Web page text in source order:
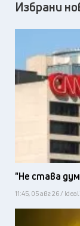
Избрани
"Не става
11:45, 05 авг 26 /